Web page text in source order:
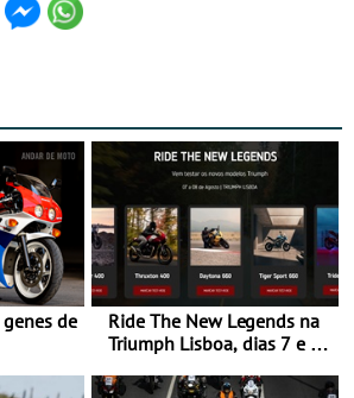
de
Ride The New Legends na
Triumph Lisboa, dias 7 e 8